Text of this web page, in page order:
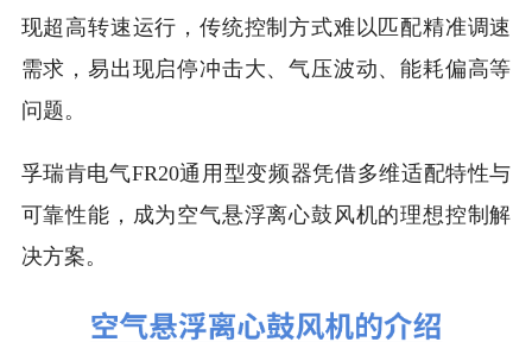
现超高转速运行，传统控制方式难以匹配精准调速
需求，易出现启停冲击大、气压波动、能耗偏高等
问题。
孚瑞肯电气FR20通用型变频器凭借多维适配特性与
可靠性能，成为空气悬浮离心鼓风机的理想控制解
决方案。